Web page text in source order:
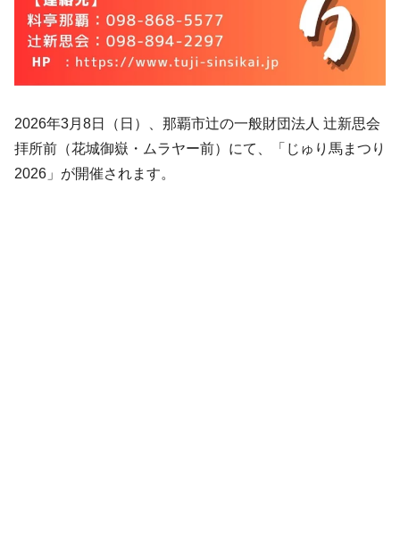
2026年3月8日（日）、那覇市辻の一般財団法人 辻新思会
拝所前（花城御嶽・ムラヤー前）にて、「じゅり馬まつり
2026」が開催されます。